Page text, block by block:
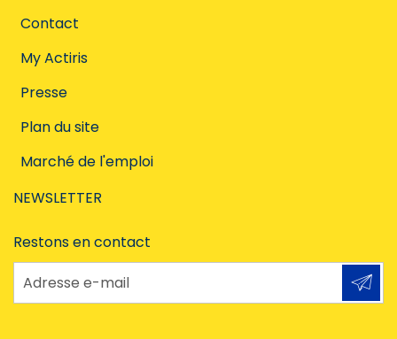
Contact
My Actiris
Presse
Plan du site
Marché de l'emploi
NEWSLETTER
Restons en contact
Adresse e-mail